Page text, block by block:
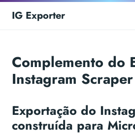
IG Exporter
Complemento do
Instagram Scraper
Exportação do
construída para